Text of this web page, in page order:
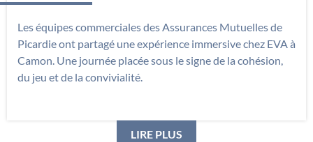
Les équipes commerciales des Assurances Mutuelles de
Picardie ont partagé une expérience immersive chez EVA à
Camon. Une journée placée sous le signe de la cohésion,
du jeu et de la convivialité.
LIRE PLUS